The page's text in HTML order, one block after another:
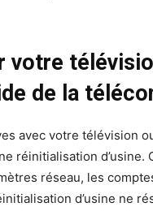
votre
de la
avec votre télévision
réinitialisation d’usine.
réseau, les
d’usine ne